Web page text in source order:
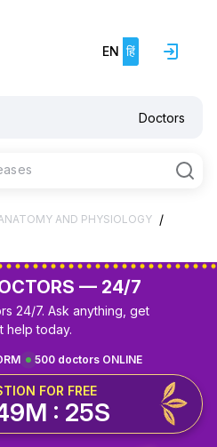
EN हिं
Doctors
AND PHYSIOLOGY /
— 24/7
24/7. Ask anything, get
help today.
500 doctors ONLINE
FOR FREE
: 24S